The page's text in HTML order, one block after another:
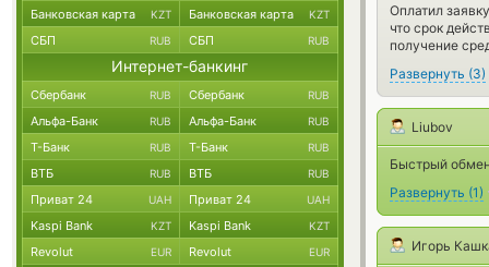
Оплатил
что срок
получение
Развернуть (3)
Liubov
Быстрый
Развернуть (1)
Игорь
Банковская карта KZT Банковская карта KZT
СБП RUB СБП RUB
Интернет-банкинг
Сбербанк RUB Сбербанк RUB
Альфа-Банк RUB Альфа-Банк RUB
Т-Банк RUB Т-Банк RUB
ВТБ RUB ВТБ RUB
Приват 24 UAH Приват 24 UAH
Kaspi Bank KZT Kaspi Bank KZT
Revolut EUR Revolut EUR